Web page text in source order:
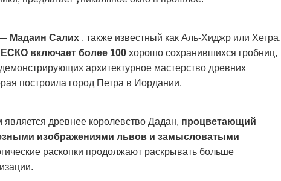
Мадаин Салих , также известный как Аль-Хиджр или Хегра.
включает более 100 хорошо сохранившихся гробниц,
архитектурное мастерство древних
построила город Петра в Иордании.
древнее королевство Дадан, процветающий
изображениями львов и замысловатыми
раскопки продолжают раскрывать больше